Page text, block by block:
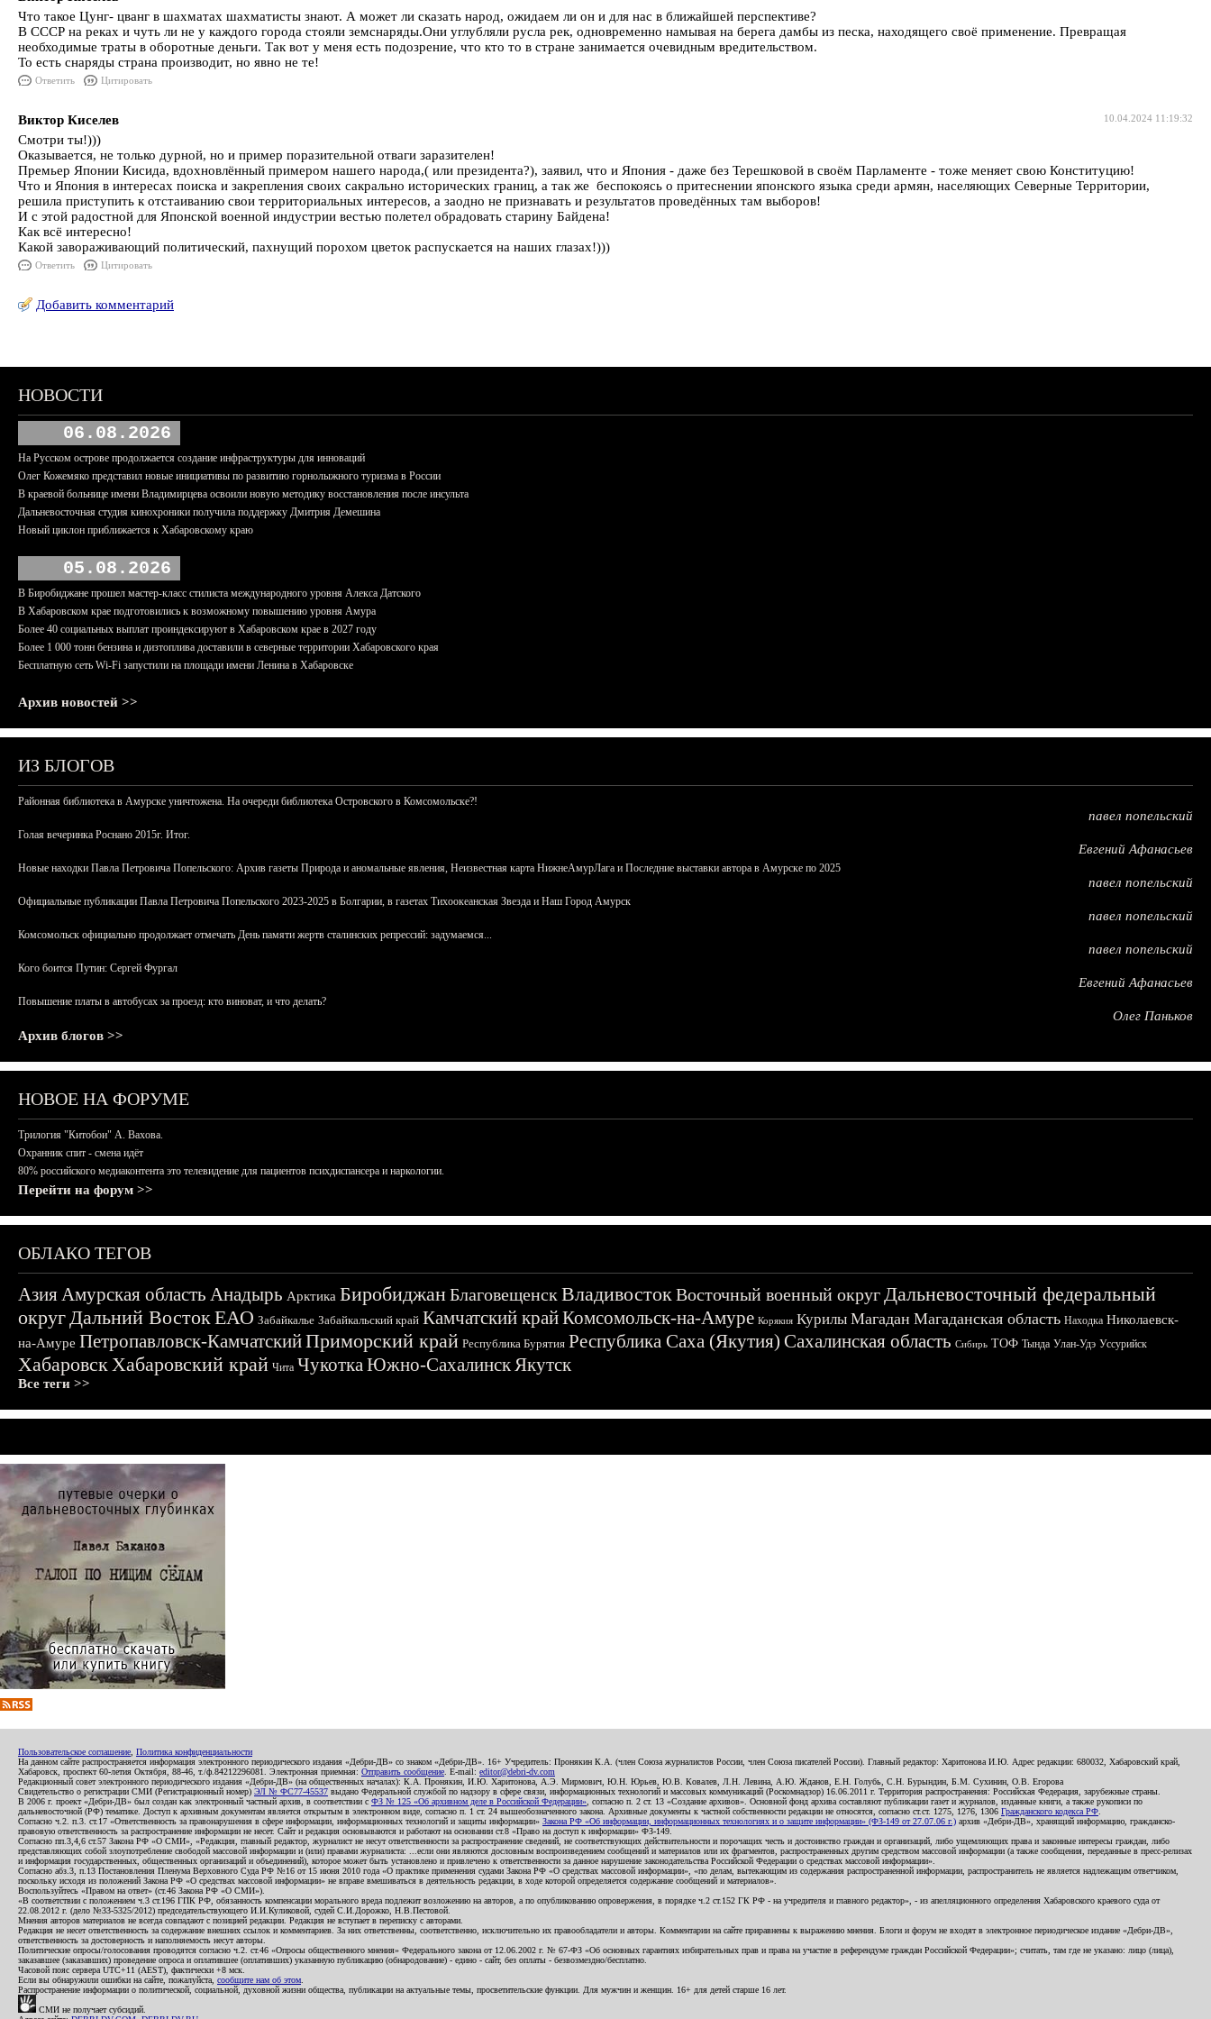
Что такое Цунг- цванг в шахматах шахматисты знают. А может ли сказать народ, ожидаем ли он и для нас в ближайшей перспективе?
В СССР на реках и чуть ли не у каждого города стояли земснаряды.Они углубляли русла рек, одновременно намывая на берега дамбы из песка, находящего своё применение. Превращая
необходимые траты в оборотные деньги. Так вот у меня есть подозрение, что кто то в стране занимается очевидным вредительством.
То есть снаряды страна производит, но явно не те!
Ответить Цитировать
10.04.2024 11:19:32
Виктор Киселев
Смотри ты!)))
Оказывается, не только дурной, но и пример поразительной отваги заразителен!
Премьер Японии Кисида, вдохновлённый примером нашего народа,( или президента?), заявил, что и Япония - даже без Терешковой в своём Парламенте - тоже меняет свою Конституцию!
Что и Япония в интересах поиска и закрепления своих сакрально исторических границ, а так же беспокоясь о притеснении японского языка среди армян, населяющих Северные Территории,
решила приступить к отстаиванию свои территориальных интересов, а заодно не признавать и результатов проведённых там выборов!
И с этой радостной для Японской военной индустрии вестью полетел обрадовать старину Байдена!
Как всё интересно!
Какой завораживающий политический, пахнущий порохом цветок распускается на наших глазах!)))
Ответить Цитировать
Добавить комментарий
НОВОСТИ
06.08.2026
На Русском острове продолжается создание инфраструктуры для инноваций
Олег Кожемяко представил новые инициативы по развитию горнолыжного туризма в России
В краевой больнице имени Владимирцева освоили новую методику восстановления после инсульта
Дальневосточная студия кинохроники получила поддержку Дмитрия Демешина
Новый циклон приближается к Хабаровскому краю
05.08.2026
В Биробиджане прошел мастер-класс стилиста международного уровня Алекса Датского
В Хабаровском крае подготовились к возможному повышению уровня Амура
Более 40 социальных выплат проиндексируют в Хабаровском крае в 2027 году
Более 1 000 тонн бензина и дизтоплива доставили в северные территории Хабаровского края
Бесплатную сеть Wi-Fi запустили на площади имени Ленина в Хабаровске
Архив новостей >>
ИЗ БЛОГОВ
Районная библиотека в Амурске уничтожена. На очереди библиотека Островского в Комсомольске?!
павел попельский
Голая вечеринка Роснано 2015г. Итог.
Евгений Афанасьев
Новые находки Павла Петровича Попельского: Архив газеты Природа и аномальные явления, Неизвестная карта НижнеАмурЛага и Последние выставки автора в Амурске по 2025
павел попельский
Официальные публикации Павла Петровича Попельского 2023-2025 в Болгарии, в газетах Тихоокеанская Звезда и Наш Город Амурск
павел попельский
Комсомольск официально продолжает отмечать День памяти жертв сталинских репрессий: задумаемся...
павел попельский
Кого боится Путин: Сергей Фургал
Евгений Афанасьев
Повышение платы в автобусах за проезд: кто виноват, и что делать?
Олег Паньков
Архив блогов >>
НОВОЕ НА ФОРУМЕ
Трилогия "Китобои" А. Вахова.
Охранник спит - смена идёт
80% российского медиаконтента это телевидение для пациентов психдиспансера и наркологии.
Перейти на форум >>
ОБЛАКО ТЕГОВ
АзияАмурская область Анадырь Арктика БиробиджанБлаговещенскВладивостокВосточный военный округДальневосточный федеральный
округДальний ВостокЕАО Забайкалье Забайкальский край Камчатский крайКомсомольск-на-Амуре Корякия Курилы Магадан Магаданская область Находка Николаевск-
на-Амуре Петропавловск-КамчатскийПриморский край Республика Бурятия Республика Саха (Якутия) Сахалинская область Сибирь ТОФ Тында Улан-Удэ Уссурийск
ХабаровскХабаровский край Чита ЧукоткаЮжно-СахалинскЯкутск
Все теги >>
Пользовательское соглашение Политика конфиденциальности
На данном сайте распространяется информация электронного периодического издания «Дебри-ДВ» со знаком «Дебри-ДВ». 16+ Учредитель: Пронякин К.А. (член Союза журналистов России, член Союза писателей России). Главный редактор: Харитонова И.Ю. Адрес редакции: 680032, Хабаровский край,
Хабаровск, проспект 60-летия Октября, 88-46, т./ф.84212296081. Электронная приемная: Отправить сообщение . E-mail: editor@debri-dv.com
Редакционный совет электронного периодического издания «Дебри-ДВ» (на общественных началах): К.А. Пронякин, И.Ю. Харитонова, А.Э. Мирмович, Ю.Н. Юрьев, Ю.В. Ковалев, Л.Н. Левина, А.Ю. Жданов, Е.Н. Голубь, С.Н. Бурындин, Б.М. Сухинин, О.В. Егорова
Свидетельство о регистрации СМИ (Регистрационный номер) ЭЛ № ФС77-45537 выдано Федеральной службой по надзору в сфере связи, информационных технологий и массовых коммуникаций (Роскомнадзор) 16.06.2011 г. Территория распространения: Российская Федерация, зарубежные страны.
В 2006 г. проект «Дебри-ДВ» был создан как электронный частный архив, в соответствии с ФЗ № 125 «Об архивном деле в Российской Федерации» , согласно п. 2 ст. 13 «Создание архивов». Основной фонд архива составляют публикации газет и журналов, изданные книги, а также рукописи по
дальневосточной (РФ) тематике. Доступ к архивным документам является открытым в электронном виде, согласно п. 1 ст. 24 вышеобозначенного закона. Архивные документы к частной собственности редакции не относятся, согласно ст.ст. 1275, 1276, 1306 Гражданского кодекса РФ
Согласно ч.2. п.3. ст.17 «Ответственность за правонарушения в сфере информации, информационных технологий и защиты информации» Закона РФ «Об информации, информационных технологиях и о защите информации» (ФЗ-149 от 27.07.06 г.) архив «Дебри-ДВ», хранящий информацию, гражданско-
правовую ответственность за распространение информации не несет. Сайт и редакция основываются и работают на основании ст.8 «Право на доступ к информации» ФЗ-149.
Согласно пп.3,4,6 ст.57 Закона РФ «О СМИ», «Редакция, главный редактор, журналист не несут ответственности за распространение сведений, не соответствующих действительности и порочащих честь и достоинство граждан и организаций, либо ущемляющих права и законные интересы граждан, либо
представляющих собой злоупотребление свободой массовой информации и (или) правами журналиста: ...если они являются дословным воспроизведением сообщений и материалов или их фрагментов, распространенных другим средством массовой информации (а также сообщения, переданные в пресс-релизах
и информация государственных, общественных организаций и объединений), которое может быть установлено и привлечено к ответственности за данное нарушение законодательства Российской Федерации о средствах массовой информации».
Согласно абз.3, п.13 Постановления Пленума Верховного Суда РФ №16 от 15 июня 2010 года «О практике применения судами Закона РФ «О средствах массовой информации», «по делам, вытекающим из содержания распространенной информации, распространитель не является надлежащим ответчиком,
поскольку исходя из положений Закона РФ «О средствах массовой информации» не вправе вмешиваться в деятельность редакции, в ходе которой определяется содержание сообщений и материалов».
Воспользуйтесь «Правом на ответ» (ст.46 Закона РФ «О СМИ»).
«В соответствии с положением ч.3 ст.196 ГПК РФ, обязанность компенсации морального вреда подлежит возложению на авторов, а по опубликованию опровержения, в порядке ч.2 ст.152 ГК РФ - на учредителя и главного редактор», - из апелляционного определения Хабаровского краевого суда от
22.08.2012 г. (дело №33-5325/2012) председательствующего И.И.Куликовой, судей С.И.Дорожко, Н.В.Пестовой.
Мнения авторов материалов не всегда совпадают с позицией редакции. Редакция не вступает в переписку с авторами.
Редакция не несет ответственность за содержание внешних ссылок и комментариев. За них ответственны, соответственно, исключительно их правообладатели и авторы. Комментарии на сайте приравнены к выражению мнения. Блоги и форум не входят в электронное периодическое издание «Дебри-ДВ»,
ответственность за достоверность и наполняемость несут авторы.
Политические опросы/голосования проводятся согласно ч.2. ст.46 «Опросы общественного мнения» Федерального закона от 12.06.2002 г. № 67-ФЗ «Об основных гарантиях избирательных прав и права на участие в референдуме граждан Российской Федерации»; считать, там где не указано: лицо (лица),
заказавшее (заказавших) проведение опроса и оплатившее (оплативших) указанную публикацию (обнародование) - едино - сайт, без оплаты - безвозмездно/бесплатно.
Часовой пояс сервера UTC+11 (AEST), фактически +8 мск.
Если вы обнаружили ошибки на сайте, пожалуйста, сообщите нам об этом
Распространение информации о политической, социальной, духовной жизни общества, публикации на актуальные темы, просветительские функции. Для мужчин и женщин. 16+ для детей старше 16 лет.
СМИ не получает субсидий.